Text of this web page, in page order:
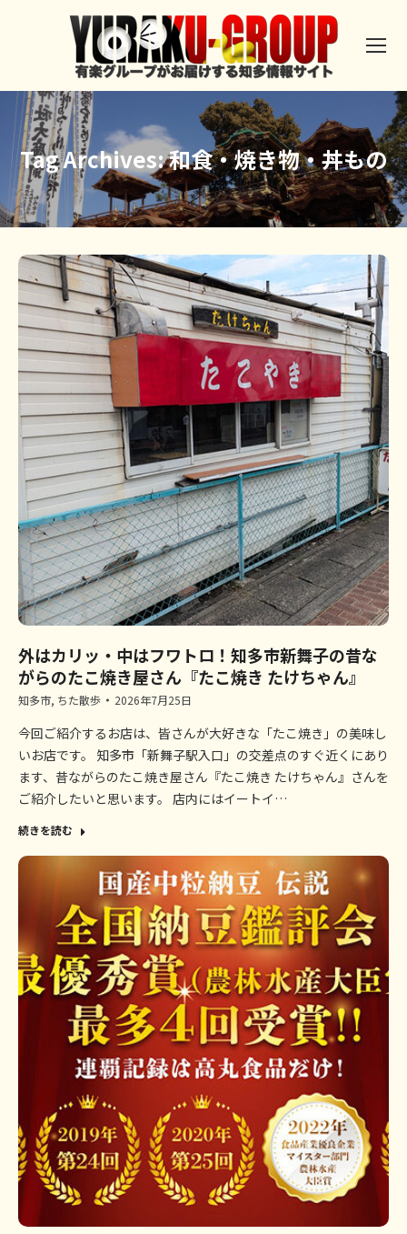
Tag Archives:和食・焼き物・丼もの
外はカリッ・中はフワトロ！知多市新舞子の昔な
がらのたこ焼き屋さん『たこ焼き たけちゃん』
知多市, ちた散歩 2026年7月25日
今回ご紹介するお店は、皆さんが大好きな「たこ焼き」の美味し
いお店です。 知多市「新舞子駅入口」の交差点のすぐ近くにあり
ます、昔ながらのたこ焼き屋さん『たこ焼き たけちゃん』さんを
ご紹介したいと思います。 店内にはイートイ…
続きを読む